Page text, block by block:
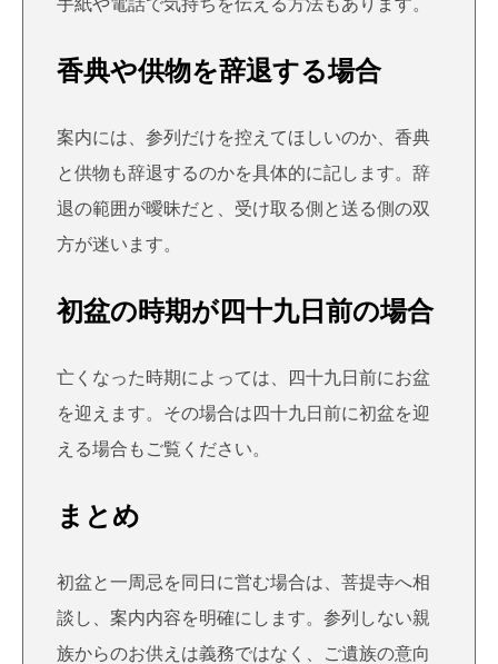
手紙や電話で気持ちを伝える方法もあります。
香典や供物を辞退する場合
案内には、参列だけを控えてほしいのか、香典
と供物も辞退するのかを具体的に記します。辞
退の範囲が曖昧だと、受け取る側と送る側の双
方が迷います。
初盆の時期が四十九日前の場合
亡くなった時期によっては、四十九日前にお盆
を迎えます。その場合は 四十九日前に初盆を迎
える場合 もご覧ください。
まとめ
初盆と一周忌を同日に営む場合は、菩提寺へ相
談し、案内内容を明確にします。参列しない親
族からのお供えは義務ではなく、ご遺族の意向